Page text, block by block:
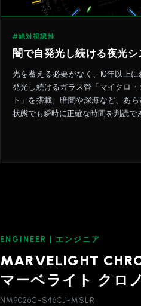
#絶対視認性
闇で自発光し続ける夜光シ
光を蓄える必要がなく、10年以上
発光し続けるガラス管「マイクロ
ト」を搭載。暗闇や深海など、あ
状態でも瞬時に正確な時間を判読で
ENGINEER | エンジニア
MARVELIGHT
マーベライト クロ
NM9026C-S46CJ-MSLR